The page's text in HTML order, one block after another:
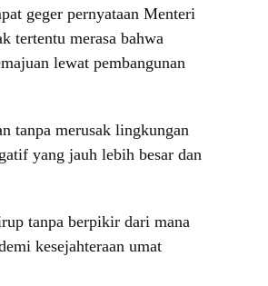
geger pernyataan Menteri
tertentu merasa bahwa
lewat pembangunan
tanpa merusak lingkungan
yang jauh lebih besar dan
tanpa berpikir dari mana
kesejahteraan umat